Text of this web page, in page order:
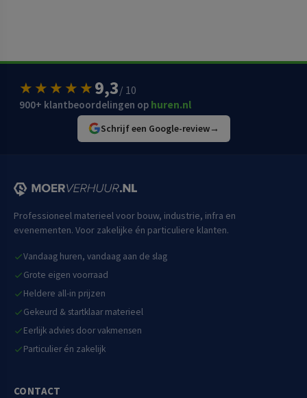
★★★★★9,3/ 10
900+ klantbeoordelingen op huren.nl
Schrijf een Google-review→
Professioneel materieel voor bouw, industrie, infra en
evenementen. Voor zakelijke én particuliere klanten.
Vandaag huren, vandaag aan de slag
Grote eigen voorraad
Heldere all-in prijzen
Gekeurd & startklaar materieel
Eerlijk advies door vakmensen
Particulier én zakelijk
CONTACT